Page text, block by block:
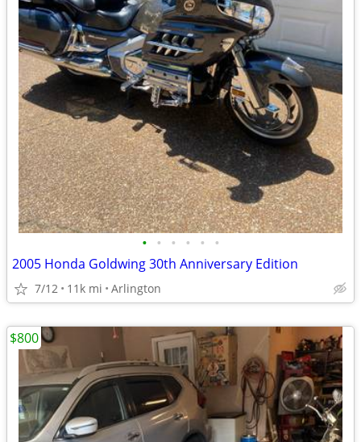
• • • • • •
2005 Honda Goldwing 30th Anniversary Edition
7/12 11k mi Arlington
$800